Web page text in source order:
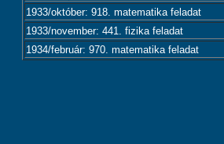
1933/október: 918. matematika feladat
1933/november: 441. fizika feladat
1934/február: 970. matematika feladat